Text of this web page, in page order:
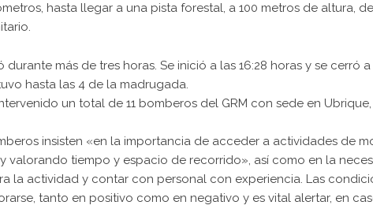
hasta llegar a una pista forestal, a 100 metros de altura,
más de tres horas. Se inició a las 16:28 horas y se cerró a
hasta las 4 de la madrugada.
un total de 11 bomberos del GRM con sede en
insisten «en la importancia de acceder a actividades de
valorando tiempo y espacio de recorrido», así como en la
la actividad y contar con personal con experiencia. Las
tanto en positivo como en negativo y es vital alertar, en